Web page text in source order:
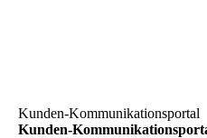
Kunden-Kommunikationsportal
Kunden-